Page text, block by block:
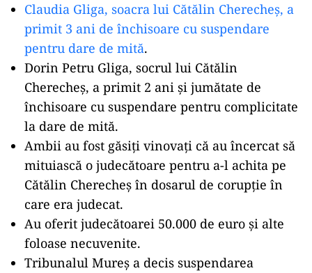
Claudia Gliga, soacra lui Cătălin Cherecheș, a
primit 3 ani de închisoare cu suspendare
pentru dare de mită.
Dorin Petru Gliga, socrul lui Cătălin
Cherecheș, a primit 2 ani și jumătate de
închisoare cu suspendare pentru complicitate
la dare de mită.
Ambii au fost găsiți vinovați că au încercat să
mituiască o judecătoare pentru a-l achita pe
Cătălin Cherecheș în dosarul de corupție în
care era judecat.
Au oferit judecătoarei 50.000 de euro și alte
foloase necuvenite.
Tribunalul Mureș a decis suspendarea